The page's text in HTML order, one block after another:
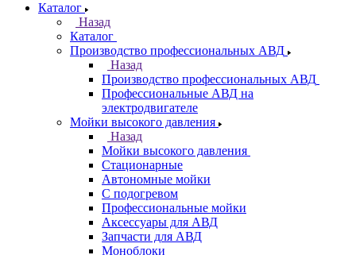
Каталог
Назад
Каталог
Производство профессиональных АВД
Назад
Производство профессиональных АВД
Профессиональные АВД на
электродвигателе
Мойки высокого давления
Назад
Мойки высокого давления
Стационарные
Автономные мойки
С подогревом
Профессиональные мойки
Аксессуары для АВД
Запчасти для АВД
Моноблоки